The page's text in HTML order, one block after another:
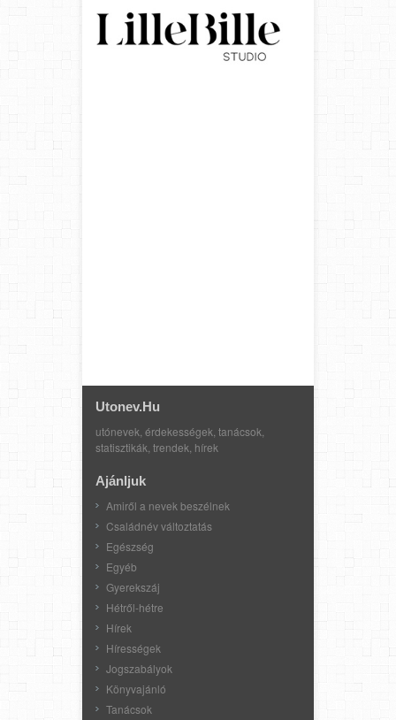
Utonev.hu
utónevek, érdekességek, tanácsok,
statisztikák, trendek, hírek
Ajánljuk
Amiről a nevek beszélnek
Családnév változtatás
Egészség
Egyéb
Gyerekszáj
Hétről-hétre
Hírek
Hírességek
Jogszabályok
Könyvajánló
Tanácsok